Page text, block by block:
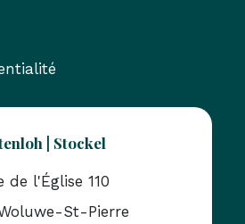
| Stockel
de l'Église 110
St-Pierre